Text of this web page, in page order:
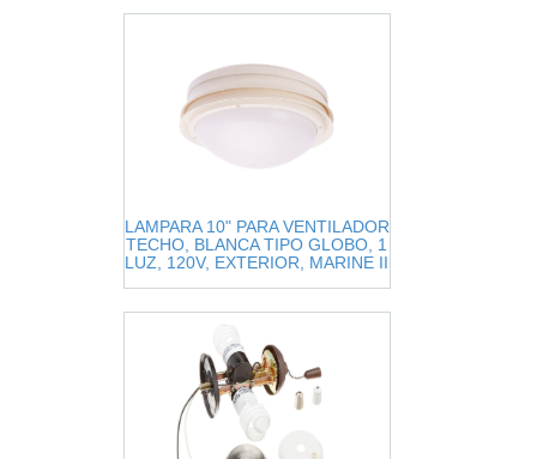
LAMPARA 10" PARA VENTILADOR
TECHO, BLANCA TIPO GLOBO, 1
LUZ, 120V, EXTERIOR, MARINE II